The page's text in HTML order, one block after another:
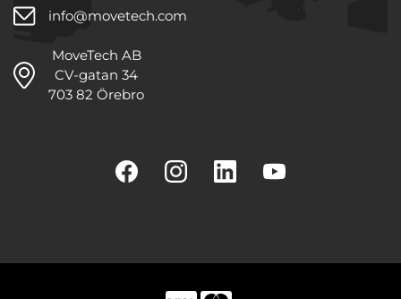
info@movetech.com
MoveTech AB
CV-gatan 34
703 82 Örebro